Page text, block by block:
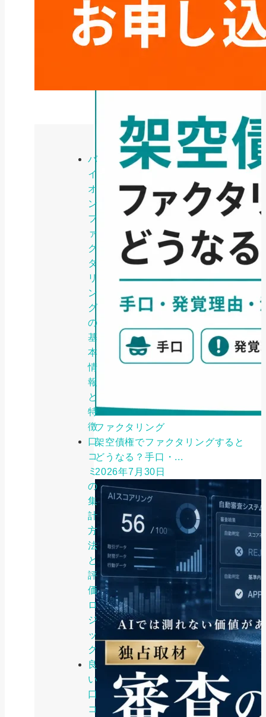
バ
イ
オ
ン
フ
ァ
ク
タ
リ
ン
グ
の
基
本
情
報
と
特
徴
口
コ
ミ
の
集
計
方
法
と
評
価
ロ
ジ
ッ
ク
良
い
口
コ
ファクタリング
ファクタリング業者の選び方｜手
数料・審査・即日...
ファクタリング
架空債権でファクタリングすると
どうなる？手口・...
2026年7月30日